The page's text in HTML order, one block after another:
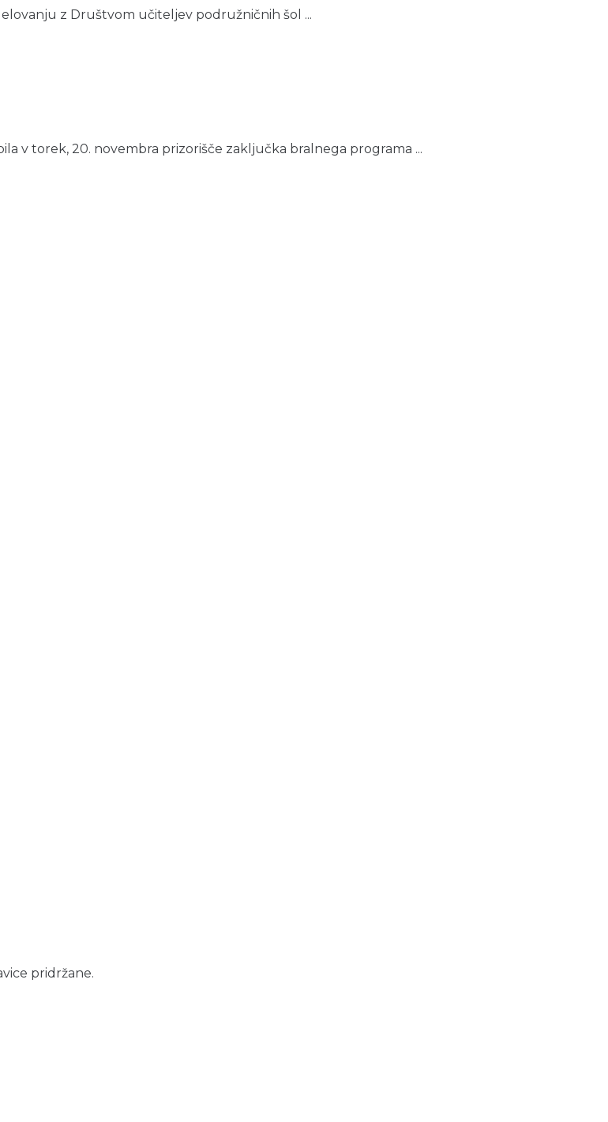
z Društvom učiteljev podružničnih šol ...
v torek, 20. novembra prizorišče zaključka bralnega programa ...
pridržane.